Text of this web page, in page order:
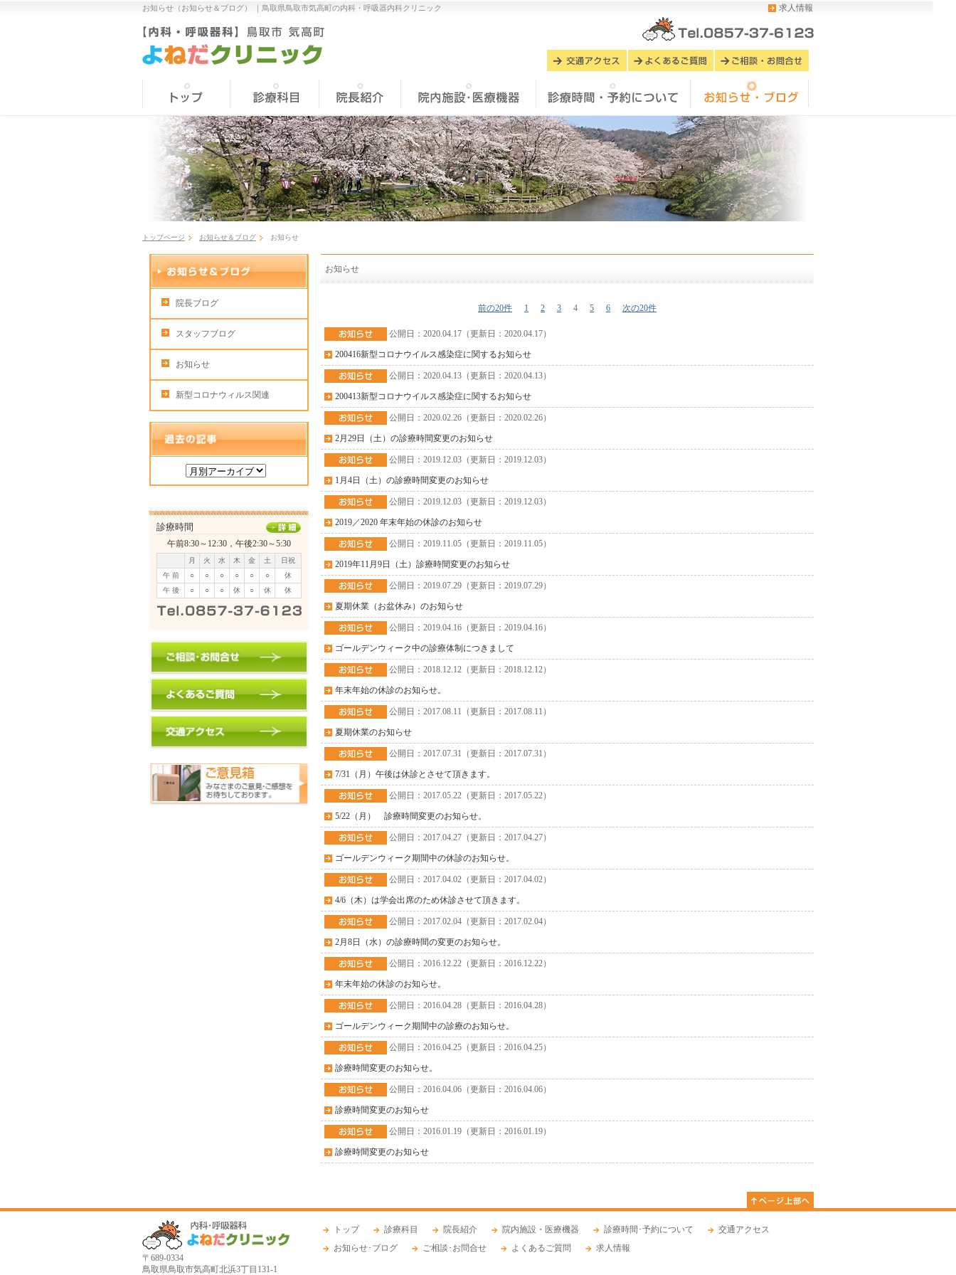
お知らせ（お知らせ＆ブログ） ｜ 鳥取県鳥取市気高町の内科・呼吸器内科クリニック 求人情報
トップページ お知らせ＆ブログ お知らせ
お知らせ
ペ
ー
送
り
前の20件 1 2 3 4 5 6 次の20件
公開日：2020.04.17（更新日：2020.04.17）
200416新型コロナウイルス感染症に関するお知らせ
公開日：2020.04.13（更新日：2020.04.13）
200413新型コロナウイルス感染症に関するお知らせ
公開日：2020.02.26（更新日：2020.02.26）
2月29日（土）の診療時間変更のお知らせ
公開日：2019.12.03（更新日：2019.12.03）
1月4日（土）の診療時間変更のお知らせ
公開日：2019.12.03（更新日：2019.12.03）
2019／2020 年末年始の休診のお知らせ
公開日：2019.11.05（更新日：2019.11.05）
2019年11月9日（土）診療時間変更のお知らせ
公開日：2019.07.29（更新日：2019.07.29）
夏期休業（お盆休み）のお知らせ
公開日：2019.04.16（更新日：2019.04.16）
ゴールデンウィーク中の診療体制につきまして
公開日：2018.12.12（更新日：2018.12.12）
年末年始の休診のお知らせ。
公開日：2017.08.11（更新日：2017.08.11）
夏期休業のお知らせ
公開日：2017.07.31（更新日：2017.07.31）
7/31（月）午後は休診とさせて頂きます。
公開日：2017.05.22（更新日：2017.05.22）
5/22（月） 診療時間変更のお知らせ。
公開日：2017.04.27（更新日：2017.04.27）
ゴールデンウィーク期間中の休診のお知らせ。
公開日：2017.04.02（更新日：2017.04.02）
4/6（木）は学会出席のため休診させて頂きます。
公開日：2017.02.04（更新日：2017.02.04）
2月8日（水）の診療時間の変更のお知らせ。
公開日：2016.12.22（更新日：2016.12.22）
年末年始の休診のお知らせ。
公開日：2016.04.28（更新日：2016.04.28）
ゴールデンウィーク期間中の診療のお知らせ。
公開日：2016.04.25（更新日：2016.04.25）
診療時間変更のお知らせ。
公開日：2016.04.06（更新日：2016.04.06）
診療時間変更のお知らせ
公開日：2016.01.19（更新日：2016.01.19）
診療時間変更のお知らせ
院長ブログ
スタッフブログ
お知らせ
新型コロナウィルス関連
診療時間
午前8:30～12:30，午後2:30～5:30
月 火 水 木 金 土
日祝
午 前
○ ○ ○ ○ ○ ○
休
午 後
○ ○ ○ 休 ○ 休 休
トップ 診療科目 院長紹介 院内施設・医療機器 診療時間･予約について
交通アクセス
お知らせ･ブログ
ご相談･お問合せ よくあるご質問
求人情報
〒689-0334
鳥取県鳥取市気高町北浜3丁目131-1